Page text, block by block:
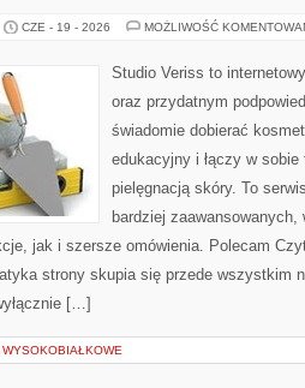
CZE - 19 - 2026 MOŻLIWOŚĆ
Studio Veriss to
oraz przydatnym
świadomie dobierać
edukacyjny i łączy w
pielęgnacją skóry. To
bardziej
jak i szersze omówienia. Polecam
strony skupia się przede wszystkim
[…]
WYSOKOBIAŁKOWE